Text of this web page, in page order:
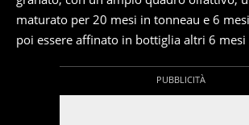
maturato per 20 mesi in tonneau e 6
poi essere affinato in bottiglia altri 6 mesi